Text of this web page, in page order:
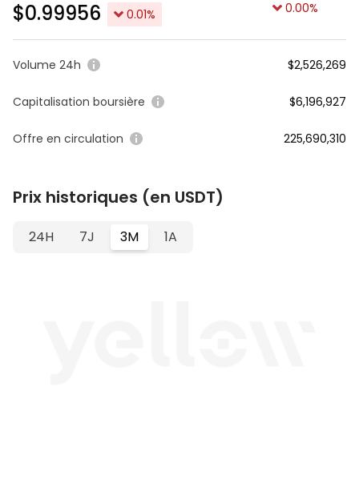
$0.99956 0.01%
0.00%
Volume 24h $2,526,269
Capitalisation boursière $6,196,927
Offre en circulation 225,690,310
Prix historiques (en USDT)
24H 7J 3M 1A